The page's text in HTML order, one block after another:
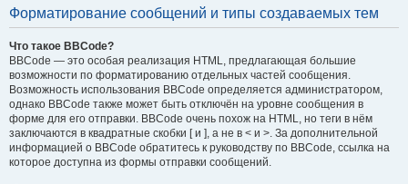
Форматирование сообщений и типы создаваемых тем
Что такое BBCode?
BBCode — это особая реализация HTML, предлагающая большие
возможности по форматированию отдельных частей сообщения.
Возможность использования BBCode определяется администратором,
однако BBCode также может быть отключён на уровне сообщения в
форме для его отправки. BBCode очень похож на HTML, но теги в нём
заключаются в квадратные скобки [ и ], а не в < и >. За дополнительной
информацией о BBCode обратитесь к руководству по BBCode, ссылка на
которое доступна из формы отправки сообщений.